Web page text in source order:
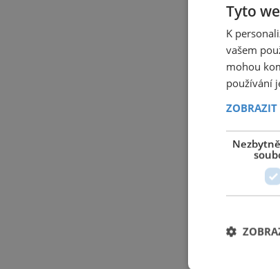
Tyto
K
vašem
mohou
používání
ZOBRAZIT